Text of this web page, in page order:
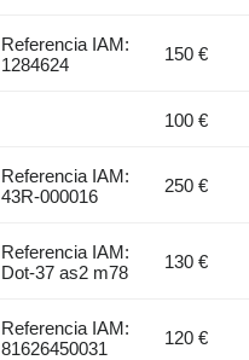
Referencia IAM:
1284624
150 €
100 €
Referencia IAM:
43R-000016
250 €
Referencia IAM:
Dot-37 as2 m78
130 €
Referencia IAM:
81626450031
120 €